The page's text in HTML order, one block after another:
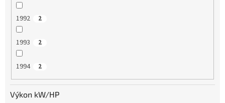
1992 2
1993 2
1994 2
Výkon kW/HP